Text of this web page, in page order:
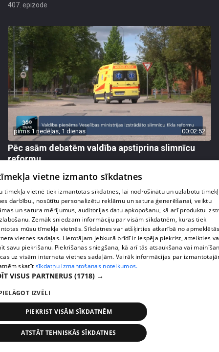
407. epizode
pirms 1 nedēļas, 1 dienas 00:02:52
Pēc asām debatēm valdība apstiprina slimnīcu
reformu
pirms 1 nedēļas, 1 dienas
Barkavā sākas kapelmeistaru mācības, lai nodotu
tautas muzicēšanas prasmes nākamajām
paaudzēm
407. epizode
vietne izmanto sīkdatnes
tīmekļa vietnē tiek izmantotas sīkdatnes, lai nodrošinātu un uzlabotu
darbību., nosūtītu personalizētu reklāmu un satura ģenerēšanai, veiktu
un satura mērījumus, auditorijas datu apkopošanu, kā arī produktu
Zemāk sniedzam informāciju par visām sīkdatnēm, kuras tiek
mūsu tīmekļa vietnēs. Sīkdatnes var atšķirties atkarībā no
vietnes sadaļas. Lietotājam jebkurā brīdī ir iespēja piekrist, atteikties
savu piekrišanu. Piekrišanas sniegšana, kā arī tās atsaukšana vai
uz visām interneta vietnes sadaļām. Vairāk informācijas par
skatīt sīkdatņu izmantošanas noteikumos.
VISUS PARTNERUS (1718) →
IZVĒLI
PIEKRIST VISĀM SĪKDATNĒM
ATSTĀT TEHNISKĀS SĪKDATNES